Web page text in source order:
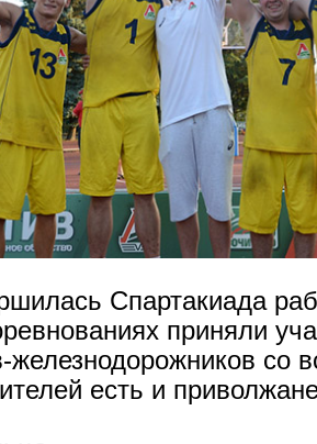
Спартакиада
приняли
железнодорожников со
есть и